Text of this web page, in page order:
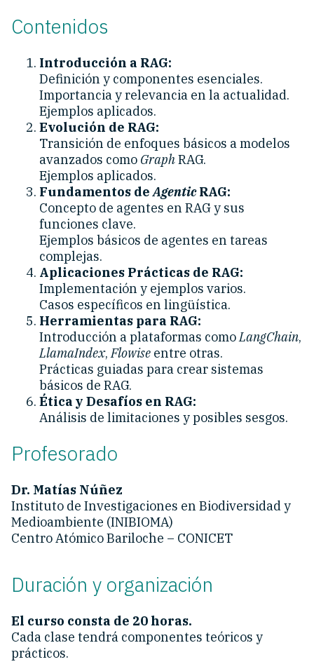
Contenidos
Introducción a RAG:
Definición y componentes esenciales.
Importancia y relevancia en la actualidad.
Ejemplos aplicados.
Evolución de RAG:
Transición de enfoques básicos a modelos
avanzados como GraphRAG.
Ejemplos aplicados.
Fundamentos deAgenticRAG:
Concepto de agentes en RAG y sus
funciones clave.
Ejemplos básicos de agentes en tareas
complejas.
Aplicaciones Prácticas de RAG:
Implementación y ejemplos varios.
Casos específicos en lingüística.
Herramientas para RAG:
Introducción a plataformas comoLangChain,
LlamaIndex,Flowise entre otras.
Prácticas guiadas para crear sistemas
básicos de RAG.
Ética y Desafíos en RAG:
Análisis de limitaciones y posibles sesgos.
Profesorado
Dr. Matías Núñez
Instituto de Investigaciones en Biodiversidad y
Medioambiente (INIBIOMA)
Centro Atómico Bariloche – CONICET
Duración y organización
El curso consta de 20 horas.
Cada clase tendrá componentes teóricos y
prácticos.